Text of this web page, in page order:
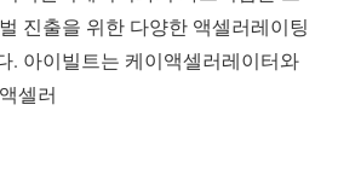
진출을 위한 다양한 액셀러레이팅
. 아이빌트는 케이액셀러레이터와
셀러